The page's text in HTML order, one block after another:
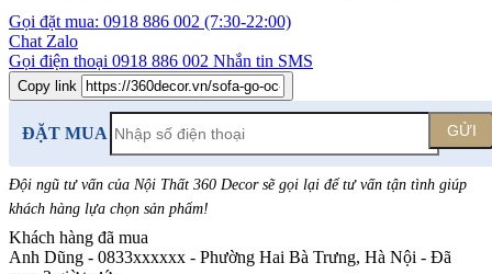
Gọi đặt mua: 0918 886 002 (7:30-22:00)
Chat Zalo
Gọi điện thoại 0918 886 002 Nhắn tin SMS
Copy link
ĐẶT MUA GỬI
Đội ngũ tư vấn của Nội Thất 360 Decor sẽ gọi lại để tư vấn tận tình giúp
khách hàng lựa chọn sản phẩm!
Khách hàng đã mua
Anh Dũng - 0833xxxxxx - Phường Hai Bà Trưng, Hà Nội - Đã